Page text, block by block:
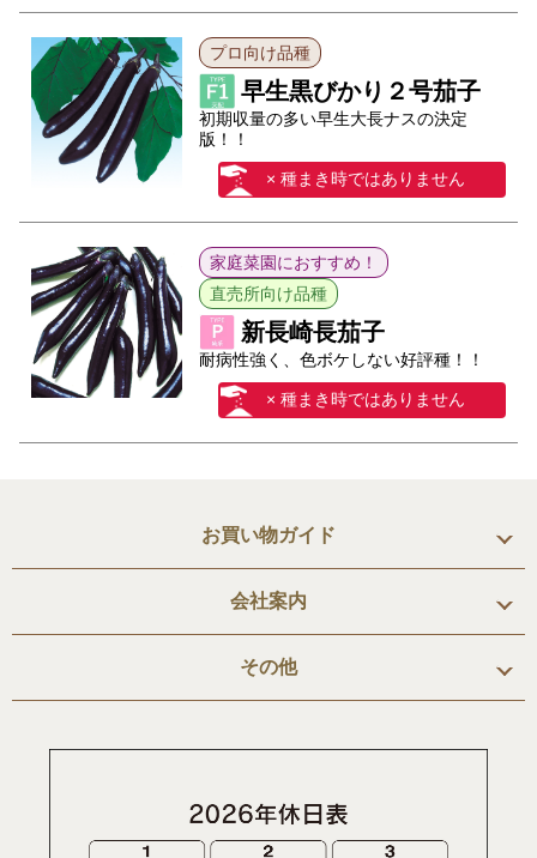
プロ向け品種
早生黒びかり２号茄子
初期収量の多い早生大長ナスの決定
版！！
× 種まき時ではありません
家庭菜園におすすめ！
直売所向け品種
新長崎長茄子
耐病性強く、色ボケしない好評種！！
× 種まき時ではありません
お買い物ガイド
会社案内
その他